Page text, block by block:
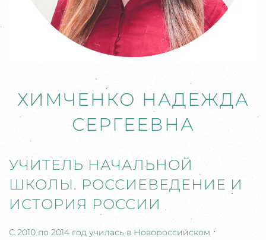
ХИМЧЕНКО НАДЕЖДА
СЕРГЕЕВНА
УЧИТЕЛЬ НАЧАЛЬНОЙ
ШКОЛЫ. РОССИЕВЕДЕНИЕ И
ИСТОРИЯ РОССИИ
С 2010 по 2014 год училась в Новороссийском